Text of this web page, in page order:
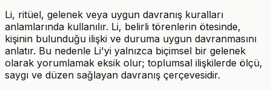
Li, ritüel, gelenek veya uygun davranış kuralları
anlamlarında kullanılır. Li, belirli törenlerin ötesinde,
kişinin bulunduğu ilişki ve duruma uygun davranmasını
anlatır. Bu nedenle Li'yi yalnızca biçimsel bir gelenek
olarak yorumlamak eksik olur; toplumsal ilişkilerde ölçü,
saygı ve düzen sağlayan davranış çerçevesidir.